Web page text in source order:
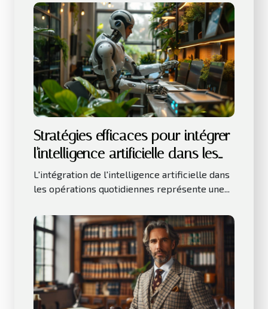
Stratégies efficaces pour intégrer
l'intelligence artificielle dans les
petites entreprises
L'intégration de l'intelligence artificielle dans
les opérations quotidiennes représente une...